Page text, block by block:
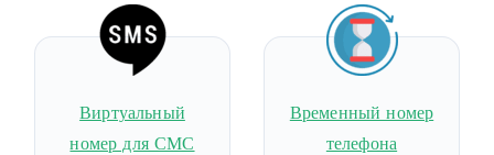
Виртуальный
номер для СМС
Временный номер
телефона